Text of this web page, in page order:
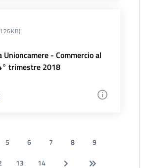
Unioncamere - Commercio al
trimestre 2018
5 6 7 8
9
13 14